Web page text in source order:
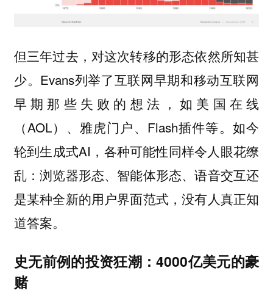
但三年过去，对这次转移的形态依然所知甚
少。Evans列举了互联网早期和移动互联网
早期那些失败的想法，如美国在线
（AOL）、雅虎门户、Flash插件等。如今
轮到生成式AI，各种可能性同样令人眼花缭
乱：浏览器形态、智能体形态、语音交互还
是某种全新的用户界面范式，没有人真正知
道答案。
史无前例的投资狂潮：4000亿美元的豪
赌